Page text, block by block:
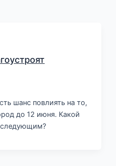
шанс повлиять на то,
до 12 июня. Какой
следующим?